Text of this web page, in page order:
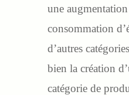
une
consommation
d’autres
bien la création
catégorie de